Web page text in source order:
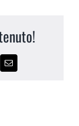
Email